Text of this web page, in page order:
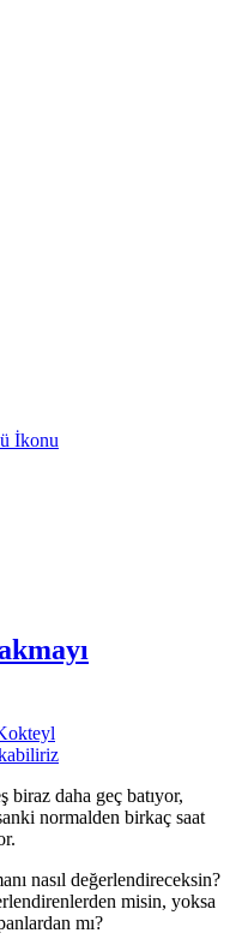
biraz daha geç batıyor,
normalden birkaç saat
nasıl değerlendireceksin?
misin, yoksa
mı?